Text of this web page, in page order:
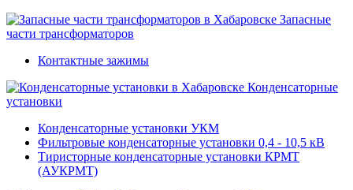
Запасные
части трансформаторов
Контактные зажимы
Конденсаторные
установки
Конденсаторные установки УКМ
Фильтровые конденсаторные установки 0,4 - 10,5 кВ
Тиристорные конденсаторные установки КРМТ
(АУКРМТ)